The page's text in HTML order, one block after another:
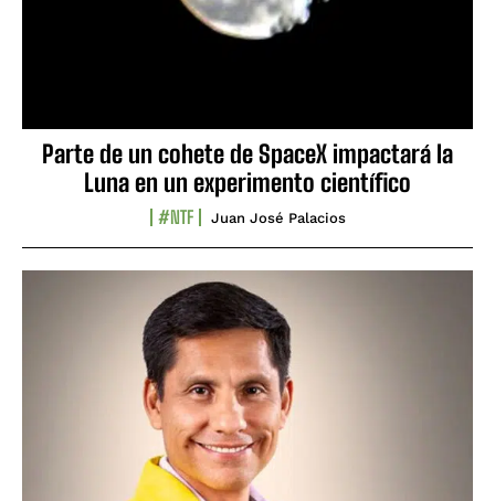
Parte de un cohete de SpaceX impactará la
Luna en un experimento científico
#NTF Juan José Palacios